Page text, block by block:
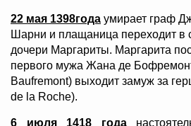
22 мая 1398года умирает граф
Шарни и плащаница переходит в
дочери Маргариты. Маргарита
первого мужа Жана де
Baufremont) выходит замуж за
de la Roche).
6 июля 1418 года